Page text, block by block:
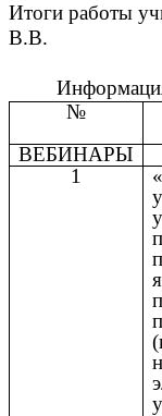
Итоги работы
В.В.
№
ВЕБИНАРЫ
1